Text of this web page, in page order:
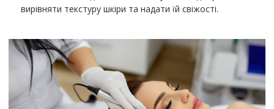
вирівняти текстуру шкіри та надати їй свіжості.